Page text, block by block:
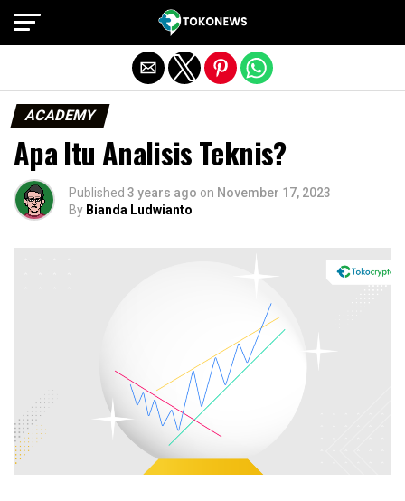
ACADEMY
Apa Itu Analisis Teknis?
Published 3 years ago on November 17, 2023
By Bianda Ludwianto
Exit mobile version